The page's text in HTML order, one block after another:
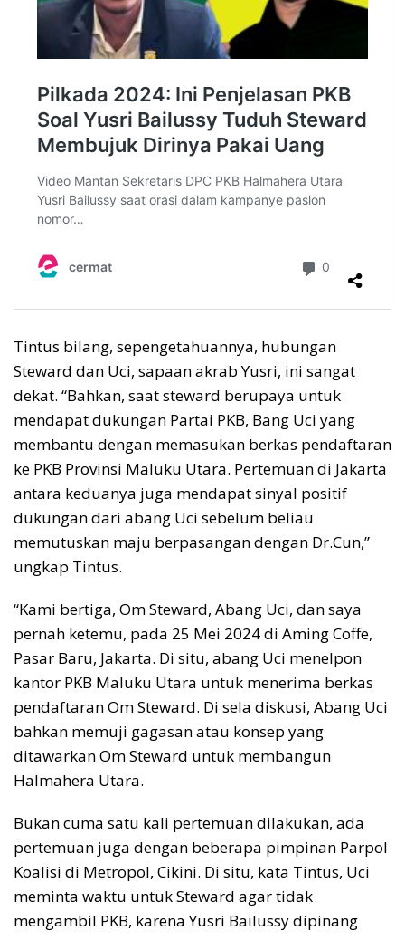
Tintus bilang, sepengetahuannya, hubungan
Steward dan Uci, sapaan akrab Yusri, ini sangat
dekat. “Bahkan, saat steward berupaya untuk
mendapat dukungan Partai PKB, Bang Uci yang
membantu dengan memasukan berkas pendaftaran
ke PKB Provinsi Maluku Utara. Pertemuan di Jakarta
antara keduanya juga mendapat sinyal positif
dukungan dari abang Uci sebelum beliau
memutuskan maju berpasangan dengan Dr.Cun,”
ungkap Tintus.
“Kami bertiga, Om Steward, Abang Uci, dan saya
pernah ketemu, pada 25 Mei 2024 di Aming Coffe,
Pasar Baru, Jakarta. Di situ, abang Uci menelpon
kantor PKB Maluku Utara untuk menerima berkas
pendaftaran Om Steward. Di sela diskusi, Abang Uci
bahkan memuji gagasan atau konsep yang
ditawarkan Om Steward untuk membangun
Halmahera Utara.
Bukan cuma satu kali pertemuan dilakukan, ada
pertemuan juga dengan beberapa pimpinan Parpol
Koalisi di Metropol, Cikini. Di situ, kata Tintus, Uci
meminta waktu untuk Steward agar tidak
mengambil PKB, karena Yusri Bailussy dipinang